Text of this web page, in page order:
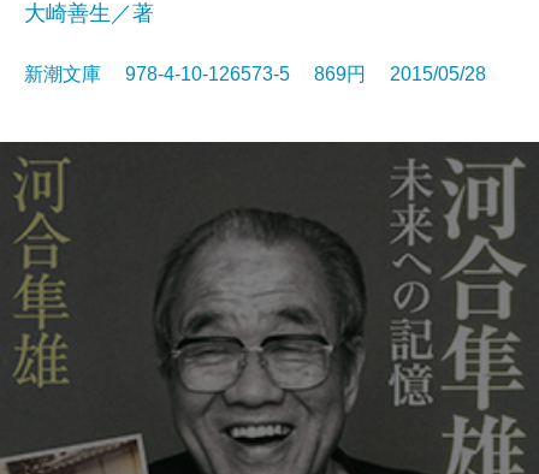
大崎善生／著
新潮文庫 978-4-10-126573-5 869円 2015/05/28